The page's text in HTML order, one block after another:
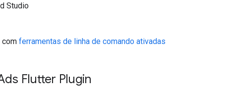
Studio
com ferramentas de linha de comando ativadas
Flutter Plugin